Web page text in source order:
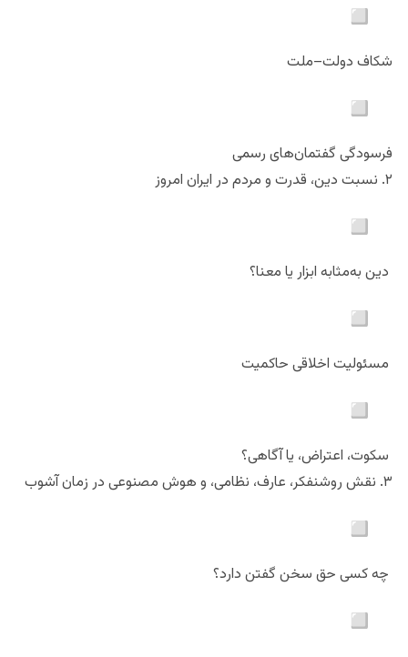
شکاف دولت–ملت
فرسودگی گفتمان‌های رسمی
۲. نسبت دین، قدرت و مردم در ایران امروز
دین به‌مثابه ابزار یا معنا؟
مسئولیت اخلاقی حاکمیت
سکوت، اعتراض، یا آگاهی؟
۳. نقش روشنفکر، عارف، نظامی، و هوش مصنوعی در زمان آشوب
چه کسی حق سخن گفتن دارد؟